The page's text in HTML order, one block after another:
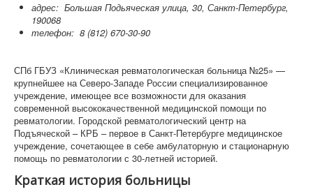
адрес: Большая Подьяческая улица, 30, Санкт-Петербург,
190068
телефон: 8 (812) 670-30-90
СПб ГБУЗ «Клиническая ревматологическая больница №25» —
крупнейшее на Северо-Западе России специализированное
учреждение, имеющее все возможности для оказания
современной высококачественной медицинской помощи по
ревматологии. Городской ревматологический центр на
Подъяческой – КРБ – первое в Санкт-Петербурге медицинское
учреждение, сочетающее в себе амбулаторную и стационарную
помощь по ревматологии с 30-летней историей.
Краткая история больницы